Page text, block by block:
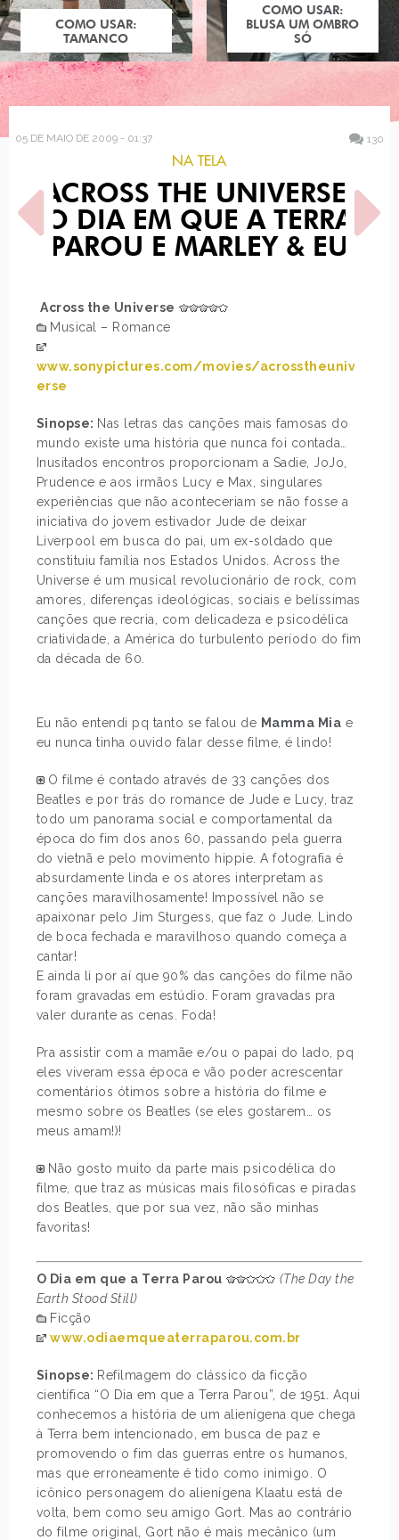
COMO USAR:
TAMANCO
COMO USAR:
BLUSA UM OMBRO
SÓ
05 DE MAIO DE 2009 - 01:37 130
NA TELA
ACROSS THE UNIVERSE,
O DIA EM QUE A TERRA
PAROU E MARLEY & EU
Across the Universe
Musical – Romance
www.sonypictures.com/movies/acrosstheuniv
erse
Sinopse: Nas letras das canções mais famosas do
mundo existe uma história que nunca foi contada…
Inusitados encontros proporcionam a Sadie, JoJo,
Prudence e aos irmãos Lucy e Max, singulares
experiências que não aconteceriam se não fosse a
iniciativa do jovem estivador Jude de deixar
Liverpool em busca do pai, um ex-soldado que
constituiu família nos Estados Unidos. Across the
Universe é um musical revolucionário de rock, com
amores, diferenças ideológicas, sociais e belíssimas
canções que recria, com delicadeza e psicodélica
criatividade, a América do turbulento período do fim
da década de 60.
Eu não entendi pq tanto se falou de Mamma Mia e
eu nunca tinha ouvido falar desse filme, é lindo!
O filme é contado através de 33 canções dos
Beatles e por trás do romance de Jude e Lucy, traz
todo um panorama social e comportamental da
época do fim dos anos 60, passando pela guerra
do vietnã e pelo movimento hippie. A fotografia é
absurdamente linda e os atores interpretam as
canções maravilhosamente! Impossível não se
apaixonar pelo Jim Sturgess, que faz o Jude. Lindo
de boca fechada e maravilhoso quando começa a
cantar!
E ainda li por aí que 90% das canções do filme não
foram gravadas em estúdio. Foram gravadas pra
valer durante as cenas. Foda!
Pra assistir com a mamãe e/ou o papai do lado, pq
eles viveram essa época e vão poder acrescentar
comentários ótimos sobre a história do filme e
mesmo sobre os Beatles (se eles gostarem… os
meus amam!)!
Não gosto muito da parte mais psicodélica do
filme, que traz as músicas mais filosóficas e piradas
dos Beatles, que por sua vez, não são minhas
favoritas!
O Dia em que a Terra Parou
(The Day the
Earth Stood Still)
Ficção
www.odiaemqueaterraparou.com.br
Sinopse: Refilmagem do clássico da ficção
científica “O Dia em que a Terra Parou”, de 1951. Aqui
conhecemos a história de um alienígena que chega
à Terra bem intencionado, em busca de paz e
promovendo o fim das guerras entre os humanos,
mas que erroneamente é tido como inimigo. O
icônico personagem do alienígena Klaatu está de
volta, bem como seu amigo Gort. Mas ao contrário
do filme original, Gort não é mais mecânico (um
POST ANTERIOR
A BELA E A FERA - O
MUSICAL…
PRÓXIMO POST